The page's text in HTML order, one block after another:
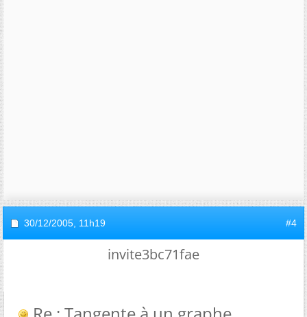
30/12/2005, 11h19 #4
invite3bc71fae